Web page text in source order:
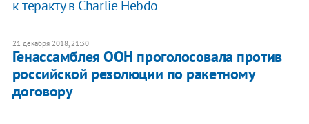
к теракту в Charlie Hebdo
21 декабря 2018, 21:30
Генассамблея ООН проголосовала против
российской резолюции по ракетному
договору